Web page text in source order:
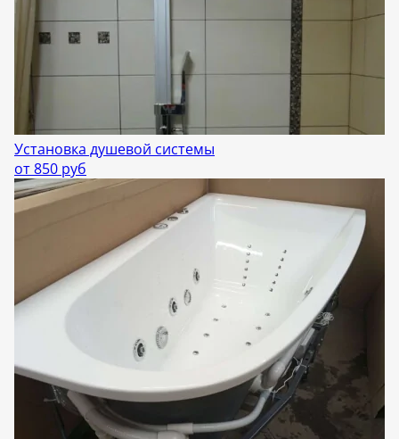
Установка душевой системы
от 850 руб